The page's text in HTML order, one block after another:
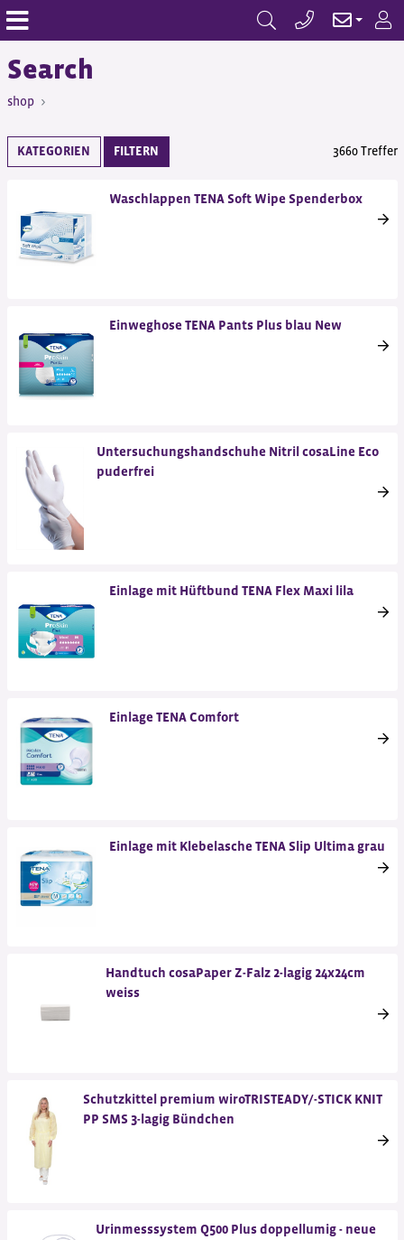
Search
shop
KATEGORIEN FILTERN 3660 Treffer
Waschlappen TENA Soft Wipe Spenderbox
Einweghose TENA Pants Plus blau New
Untersuchungshandschuhe Nitril cosaLine Eco
puderfrei
Einlage mit Hüftbund TENA Flex Maxi lila
Einlage TENA Comfort
Einlage mit Klebelasche TENA Slip Ultima grau
Handtuch cosaPaper Z-Falz 2-lagig 24x24cm
weiss
Schutzkittel premium wiroTRISTEADY/-STICK KNIT
PP SMS 3-lagig Bündchen
Urinmesssystem Q500 Plus doppellumig - neue